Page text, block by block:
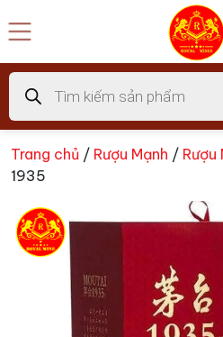
đến
dung
Tìm
kiếm
sản
phẩm
Trang chủ / Rượu Mạnh /
1935